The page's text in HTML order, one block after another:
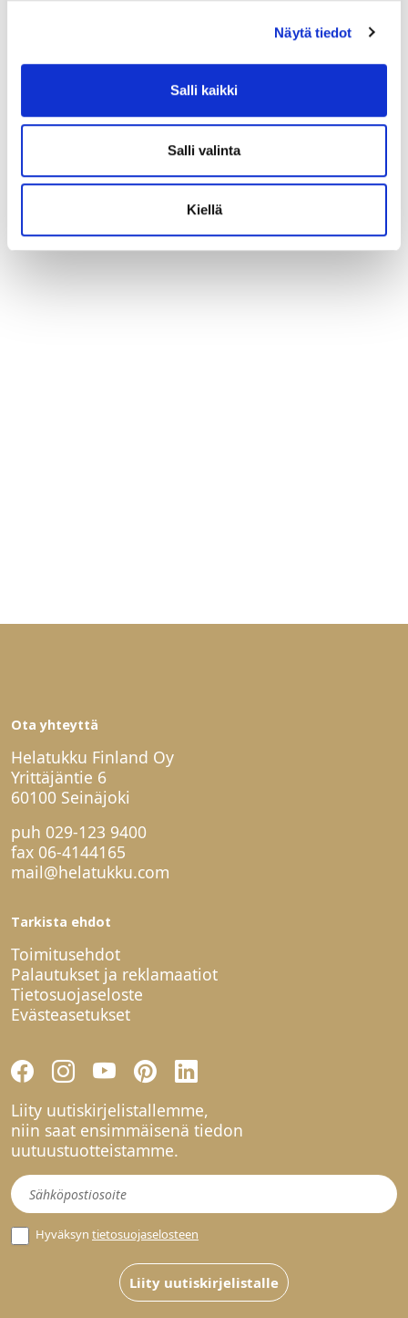
Näytä tiedot
Salli kaikki
Salli valinta
Kiellä
Ota yhteyttä
Helatukku Finland Oy
Yrittäjäntie 6
60100 Seinäjoki
puh 029-123 9400
fax 06-4144165
mail@helatukku.com
Tarkista ehdot
Toimitusehdot
Palautukset ja reklamaatiot
Tietosuojaseloste
Evästeasetukset
Liity uutiskirjelistallemme,
niin saat ensimmäisenä tiedon
uutuustuotteistamme.
Uutiskirje
Hyväksyn tietosuojaselosteen
Liity uutiskirjelistalle